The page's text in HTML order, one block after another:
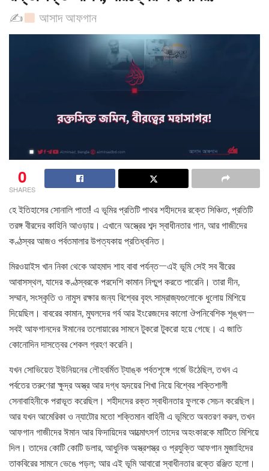
✍ আসাদ আফগান
0
SHARES
হে ইতিহাসের সোনালি পাতা! এ ভূমির প্রতিটি পাথর শহীদদের রক্তে সিঞ্চিত, প্রতিটি
তরঙ্গ বীরদের কাহিনি আওড়ায়। এখানে অস্ত্রের শব্দ স্বাধীনতার গান, আর গাজীদের
কণ্ঠস্বর আজও পর্বতমালার উপত্যকায় প্রতিধ্বনিত।
মিরওয়াইস খান নিকা থেকে আহমাদ শাহ বাবা পর্যন্ত—এই ভূমি সেই সব বীরের
আবাসস্থল, যাদের কণ্ঠস্বরকে পরদেশি কামান নিশ্চুপ করতে পারেনি। তারা দীন,
সম্মান, সংস্কৃতি ও নামুস রক্ষার জন্য বিশ্বের বৃহৎ সাম্রাজ্যগুলোকে ধুলোয় মিশিয়ে
দিয়েছিল। বাবরের কামান, মুঘলদের গর্ব আর ইংরেজদের কালো ঔপনিবেশিক শৃঙ্খল—
সবই আফগানদের ঈমানের তলোয়ারের সামনে টুকরো টুকরো হয়ে গেছে। এ জাতি
কোনোদিন দাসত্বের শেকল গ্রহণ করেনি।
যখন সোভিয়েত ইউনিয়নের লৌহবর্মিত ট্যাঙ্ক পর্বতশৃঙ্গে গর্জে উঠেছিল, তখন এ
পর্বতের তরুণেরা ক্ষুদ্র অস্ত্র আর দগ্ধ হৃদয়ের শিখা নিয়ে বিশ্বের শক্তিশালী
সেনাবাহিনীকে পরাভূত করেছিল। শহীদদের রক্ত স্বাধীনতার ফুলকে সেচন করেছিল।
আর যখন আমেরিকা ও ন্যাটোর মতো শক্তিমান বাহিনী এ ভূমিতে অবতরণ করল, তখন
আফগান গাজীদের ঈমান আর ফিদায়িদের আত্মোৎসর্গ তাদের অহংকারকে মাটিতে মিশিয়ে
দিল। তাদের কোটি কোটি ডলার, আধুনিক অস্ত্রশস্ত্র ও প্রযুক্তি আফগান মুজাহিদের
তাকবিরের সামনে ভেঙে পড়ল; আর এই ভূমি আবারো স্বাধীনতার রক্তে রঞ্জিত হলো।